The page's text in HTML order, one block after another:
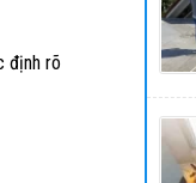
định rõ